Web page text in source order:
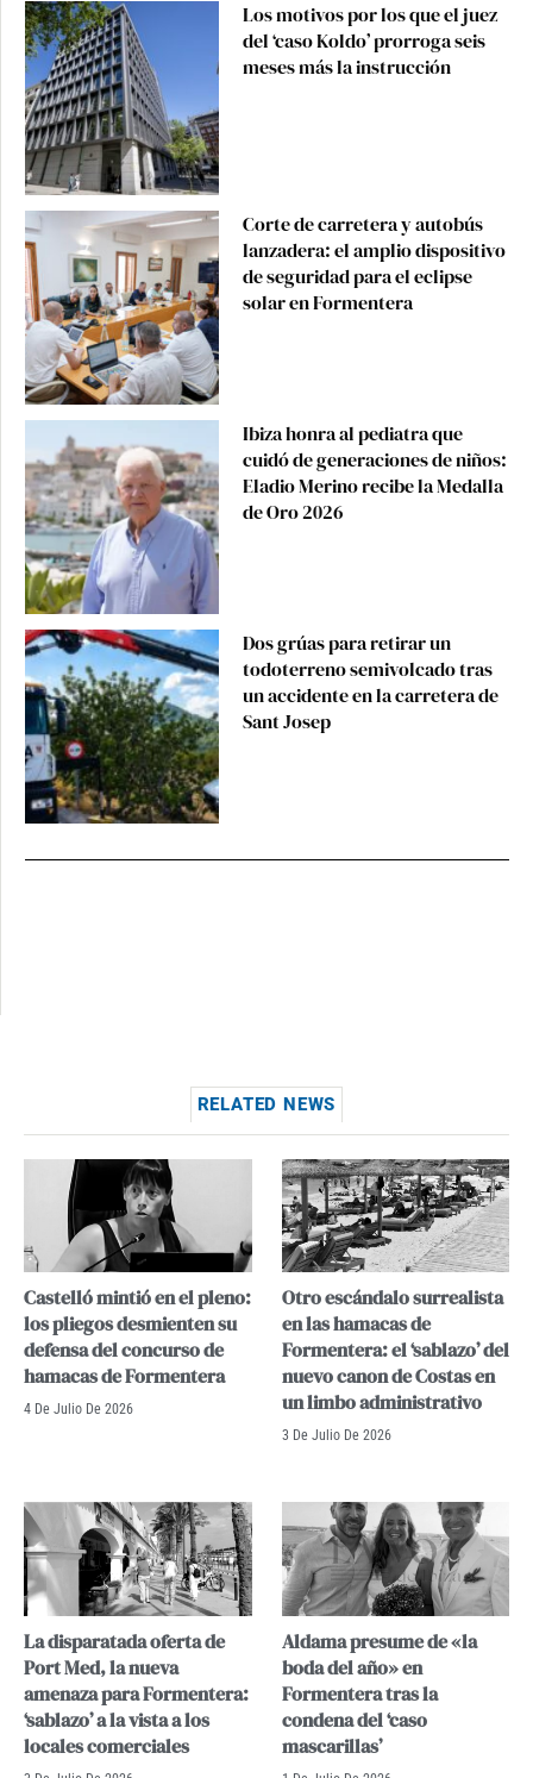
Los motivos por los que el juez
del ‘caso Koldo’ prorroga seis
meses más la instrucción
Corte de carretera y autobús
lanzadera: el amplio dispositivo
de seguridad para el eclipse
solar en Formentera
Ibiza honra al pediatra que
cuidó de generaciones de niños:
Eladio Merino recibe la Medalla
de Oro 2026
Dos grúas para retirar un
todoterreno semivolcado tras
un accidente en la carretera de
Sant Josep
RELATED NEWS
Castelló mintió en el pleno:
los pliegos desmienten su
defensa del concurso de
hamacas de Formentera
4 De Julio De 2026
Otro escándalo surrealista
en las hamacas de
Formentera: el ‘sablazo’ del
nuevo canon de Costas en
un limbo administrativo
3 De Julio De 2026
La disparatada oferta de
Port Med, la nueva
amenaza para Formentera:
‘sablazo’ a la vista a los
locales comerciales
Aldama presume de «la
boda del año» en
Formentera tras la
condena del ‘caso
mascarillas’